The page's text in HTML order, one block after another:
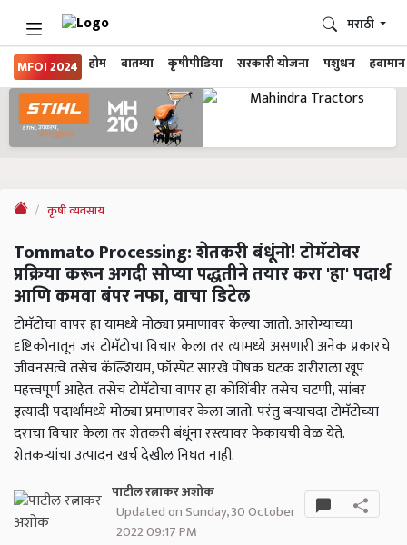
MFOI 2024 होम बातम्या कृषीपीडिया सरकारी योजना पशुधन हवामान
मराठी
कृषी व्यवसाय
Tommato Processing: शेतकरी बंधूंनो! टोमॅटोवर
प्रक्रिया करून अगदी सोप्या पद्धतीने तयार करा 'हा' पदार्थ
आणि कमवा बंपर नफा, वाचा डिटेल
टोमॅटोचा वापर हा यामध्ये मोठ्या प्रमाणावर केल्या जातो. आरोग्याच्या
दृष्टिकोनातून जर टोमॅटोचा विचार केला तर त्यामध्ये असणारी अनेक प्रकारचे
जीवनसत्वे तसेच कॅल्शियम, फॉस्पेट सारखे पोषक घटक शरीराला खूप
महत्त्वपूर्ण आहेत. तसेच टोमॅटोचा वापर हा कोशिंबीर तसेच चटणी, सांबर
इत्यादी पदार्थांमध्ये मोठ्या प्रमाणावर केला जातो. परंतु बऱ्याचदा टोमॅटोच्या
दराचा विचार केला तर शेतकरी बंधूंना रस्त्यावर फेकायची वेळ येते.
शेतकऱ्यांचा उत्पादन खर्च देखील निघत नाही.
पाटील रत्नाकर अशोक
Updated on Sunday, 30 October
2022 09:17 PM